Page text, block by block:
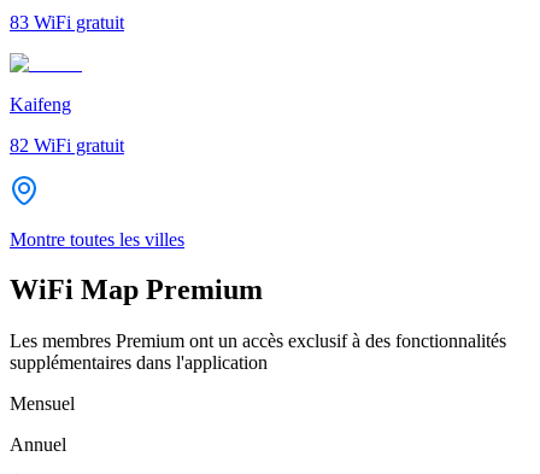
83 WiFi gratuit
Kaifeng
82 WiFi gratuit
Montre toutes les villes
WiFi Map Premium
Les membres Premium ont un accès exclusif à des fonctionnalités
supplémentaires dans l'application
Mensuel
Annuel